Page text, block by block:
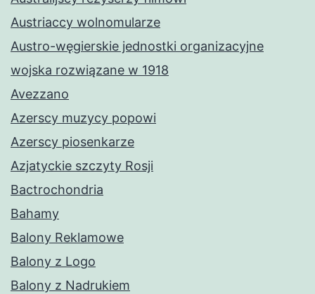
Austriaccy wolnomularze
Austro-węgierskie jednostki organizacyjne
wojska rozwiązane w 1918
Avezzano
Azerscy muzycy popowi
Azerscy piosenkarze
Azjatyckie szczyty Rosji
Bactrochondria
Bahamy
Balony Reklamowe
Balony z Logo
Balony z Nadrukiem